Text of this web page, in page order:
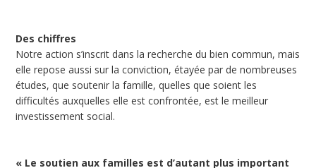
Des chiffres
Notre action s’inscrit dans la recherche du bien commun, mais
elle repose aussi sur la conviction, étayée par de nombreuses
études, que soutenir la famille, quelles que soient les
difficultés auxquelles elle est confrontée, est le meilleur
investissement social.
« Le soutien aux familles est d’autant plus important